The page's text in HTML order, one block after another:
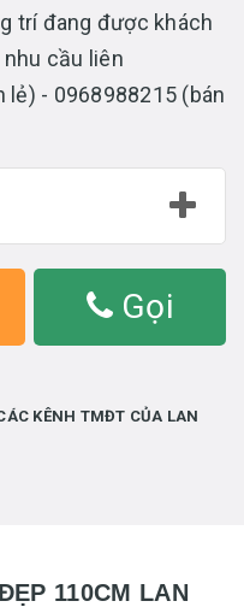
trí đang được khách
cầu liên
lẻ) - 0968988215 (bán
Gọi
KÊNH TMĐT CỦA LAN
110CM LAN